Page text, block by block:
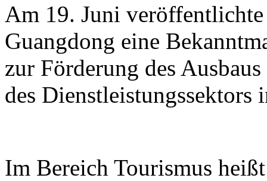
Am 19. Juni
Guangdong eine
zur Förderung des
des Dienstleistungssektors
Im Bereich Tourismus